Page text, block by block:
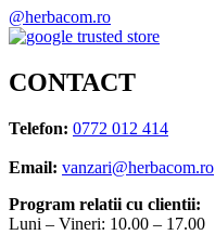
@herbacom.ro
CONTACT
Telefon: 0772 012 414
Email: vanzari@herbacom.ro
Program relatii cu clientii:
Luni – Vineri: 10.00 – 17.00